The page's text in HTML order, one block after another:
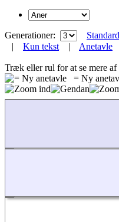
Generationer: Standard
| Kun tekst | Anetavle
Træk eller rul for at se mere af
= Ny